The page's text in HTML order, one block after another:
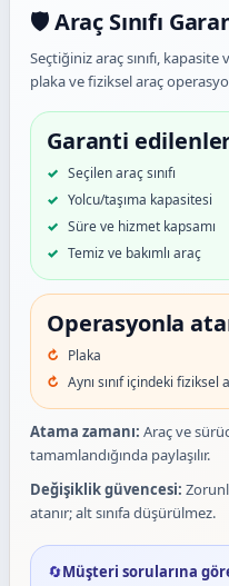
🛡️ Araç Sınıfı
Seçtiğiniz araç sınıfı,
plaka ve fiziksel araç
Garanti
Seçilen araç sınıfı
Yolcu/taşıma kapasitesi
Süre ve hizmet kapsamı
Temiz ve bakımlı araç
Operasyonla
Plaka
Aynı sınıf içindeki fiziksel
Atama zamanı: Araç ve
tamamlandığında paylaşılır.
Değişiklik güvencesi:
atanır; alt sınıfa düşürülmez.
🔄Müşteri sorularına